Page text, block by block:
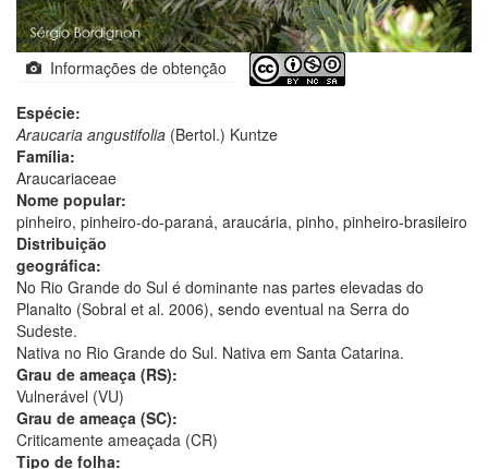
Informações de obtenção
Espécie:
Araucaria angustifolia (Bertol.) Kuntze
Família:
Araucariaceae
Nome popular:
pinheiro, pinheiro-do-paraná, araucária, pinho, pinheiro-brasileiro
Distribuição
geográfica:
No Rio Grande do Sul é dominante nas partes elevadas do
Planalto (Sobral et al. 2006), sendo eventual na Serra do
Sudeste.
Nativa no Rio Grande do Sul. Nativa em Santa Catarina.
Grau de ameaça (RS):
Vulnerável (VU)
Grau de ameaça (SC):
Criticamente ameaçada (CR)
Tipo de folha: